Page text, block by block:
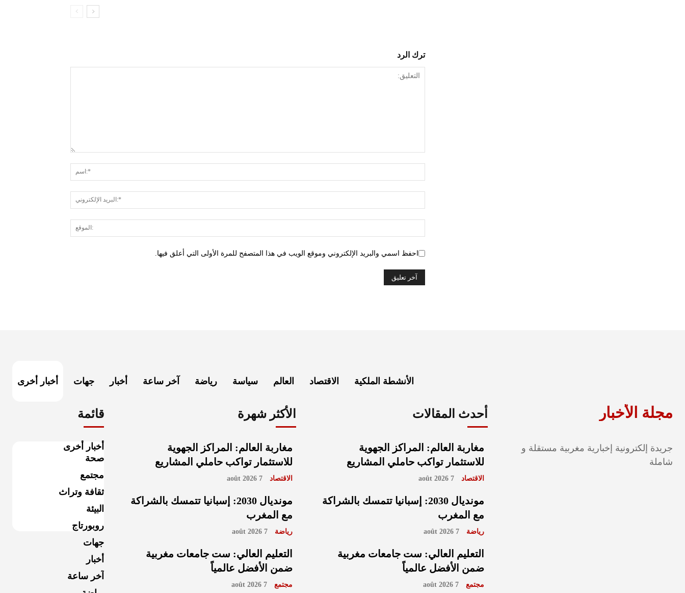
ترك الرد
احفظ اسمي والبريد الإلكتروني وموقع الويب في هذا المتصفح للمرة الأولى التي أعلق فيها.
أخبار أخرى جهات أخبار آخر ساعة رياضة سياسة العالم الاقتصاد الأنشطة الملكية
قائمة
أخبار أخرى
صحة
مجتمع
ثقافة وتراث
البيئة
روبورتاج
جهات
أخبار
آخر ساعة
الأكثر شهرة
مغاربة العالم: المراكز الجهوية
للاستثمار تواكب حاملي المشاريع
الاقتصاد 7 août 2026
مونديال 2030: إسبانيا تتمسك بالشراكة
مع المغرب
رياضة 7 août 2026
التعليم العالي: ست جامعات مغربية
ضمن الأفضل عالمياً
مجتمع 7 août 2026
أحدث المقالات
مغاربة العالم: المراكز الجهوية
للاستثمار تواكب حاملي المشاريع
الاقتصاد 7 août 2026
مونديال 2030: إسبانيا تتمسك بالشراكة
مع المغرب
رياضة 7 août 2026
التعليم العالي: ست جامعات مغربية
ضمن الأفضل عالمياً
مجتمع 7 août 2026
مجلة الأخبار
جريدة إلكترونية إخبارية مغربية مستقلة و
شاملة